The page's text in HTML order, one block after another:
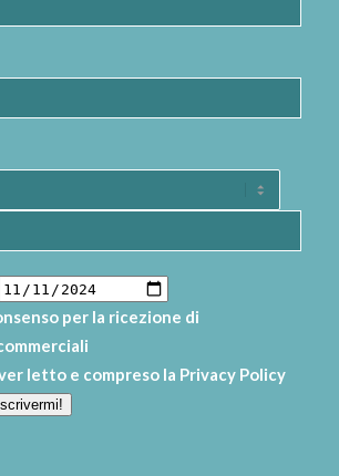
per la ricezione di
letto e compreso la Privacy Policy